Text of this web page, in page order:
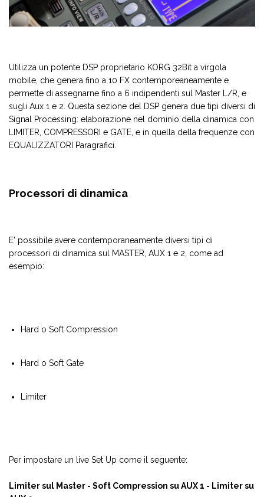
Utilizza un potente DSP proprietario KORG 32Bit a virgola
mobile, che genera fino a 10 FX contemporeaneamente e
permette di assegnarne fino a 6 indipendenti sul Master L/R, e
sugli Aux 1 e 2. Questa sezione del DSP genera due tipi diversi di
Signal Processing: elaborazione nel dominio della dinamica con
LIMITER, COMPRESSORI e GATE, e in quella della frequenze con
EQUALIZZATORI Paragrafici.
Processori di dinamica
E' possibile avere contemporaneamente diversi tipi di
processori di dinamica sul MASTER, AUX 1 e 2, come ad
esempio:
Hard o Soft Compression
Hard o Soft Gate
Limiter
Per impostare un live Set Up come il seguente:
Limiter sul Master - Soft Compression su AUX 1 - Limiter su